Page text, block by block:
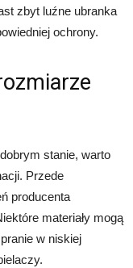
zbyt luźne ubranka
ochrony.
stanie, warto
Przede
producenta
materiały mogą
w niskiej